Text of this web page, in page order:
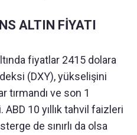
ALTIN FİYATI
fiyatlar 2415 dolara
(DXY), yükselişini
tırmandı ve son 1
10 yıllık tahvil faizleri
de sınırlı da olsa